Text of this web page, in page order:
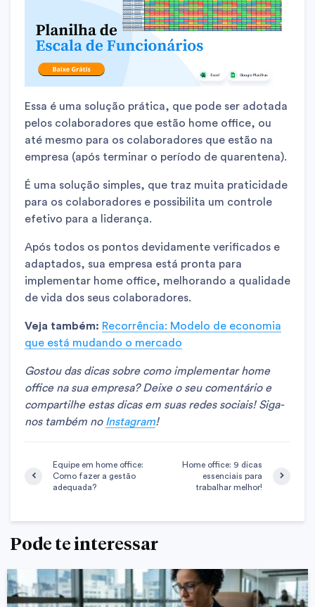
Essa é uma solução prática, que pode ser adotada
pelos colaboradores que estão home office, ou
até mesmo para os colaboradores que estão na
empresa (após terminar o período de quarentena).
É uma solução simples, que traz muita praticidade
para os colaboradores e possibilita um controle
efetivo para a liderança.
Após todos os pontos devidamente verificados e
adaptados, sua empresa está pronta para
implementar home office, melhorando a qualidade
de vida dos seus colaboradores.
Veja também: Recorrência: Modelo de economia
que está mudando o mercado
Gostou das dicas sobre como implementar home
office na sua empresa? Deixe o seu comentário e
compartilhe estas dicas em suas redes sociais! Siga-
nos também no Instagram!
Equipe em home office:
Como fazer a gestão
adequada?
Home office: 9 dicas
essenciais para
trabalhar melhor!
Pode te interessar